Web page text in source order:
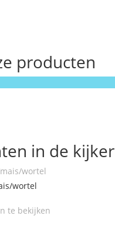
producten
Fruit
in de kijker
wortel
te bekijken